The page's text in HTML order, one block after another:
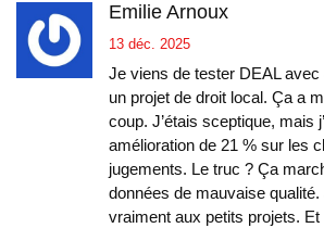
Emilie Arnoux
13 déc. 2025
Je viens de tester DEAL
un projet de droit local. Ça a
coup. J’étais sceptique, mais
amélioration de 21 % sur les
jugements. Le truc ? Ça
données de mauvaise
vraiment aux petits projets.